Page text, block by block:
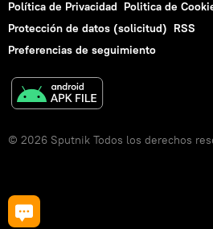
Política de Privacidad Politica de
Protección de datos (solicitud) RSS
Preferencias de seguimiento
© 2026 Sputnik Todos los derechos